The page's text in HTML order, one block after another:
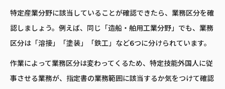
特定産業分野に該当していることが確認できたら、業務区分を確
認しましょう。例えば、同じ「造船・舶用工業分野」でも、業務
区分は「溶接」「塗装」「鉄工」など6つに分けられています。
作業によって業務区分は変わってくるため、特定技能外国人に従
事させる業務が、指定書の業務範囲に該当するか気をつけて確認